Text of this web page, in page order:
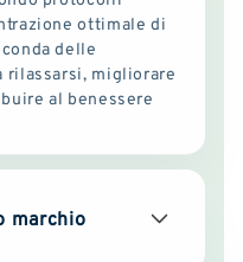
ottimale di
delle
rilassarsi, migliorare
al benessere
marchio